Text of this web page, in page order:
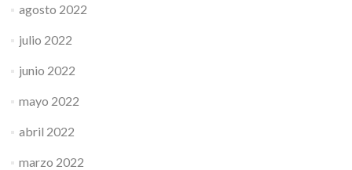
agosto 2022
julio 2022
junio 2022
mayo 2022
abril 2022
marzo 2022